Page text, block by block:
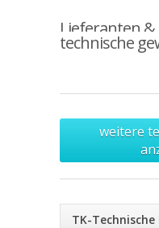
Lieferanten
technische
weitere
TK-